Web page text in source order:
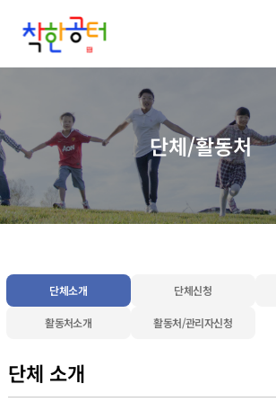
단체/활동처
단체소개 단체신청
활동처소개 활동처/관리자신청
단체 소개